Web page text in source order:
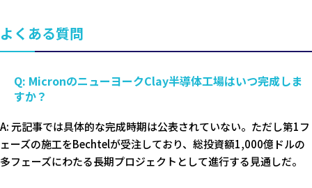
よくある質問
Q: MicronのニューヨークClay半導体工場はいつ完成しま
すか？
A: 元記事では具体的な完成時期は公表されていない。ただし第1フ
ェーズの施工をBechtelが受注しており、総投資額1,000億ドルの
多フェーズにわたる長期プロジェクトとして進行する見通しだ。